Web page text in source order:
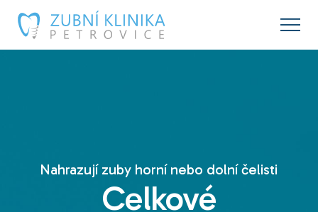
Nahrazují zuby horní nebo dolní čelisti
Celkové